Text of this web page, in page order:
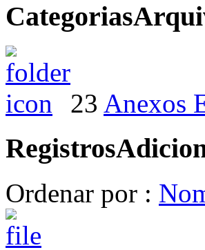
Categorias
23 Anexos
Registros
Ordenar por :